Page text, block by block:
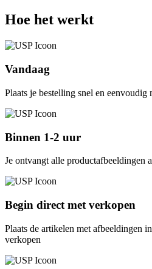
Hoe het werkt
Vandaag
Plaats je bestelling snel en
Binnen 1-2 uur
Je ontvangt alle productafbeeldingen
Begin direct met verkopen
Plaats de artikelen met afbeeldingen
verkopen